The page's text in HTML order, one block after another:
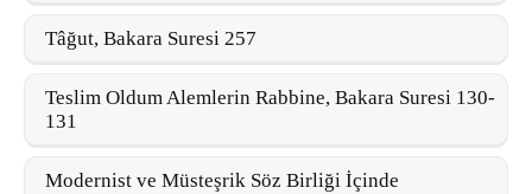
Tâğut, Bakara Suresi 257
Teslim Oldum Alemlerin Rabbine, Bakara Suresi 130-
131
Modernist ve Müsteşrik Söz Birliği İçinde